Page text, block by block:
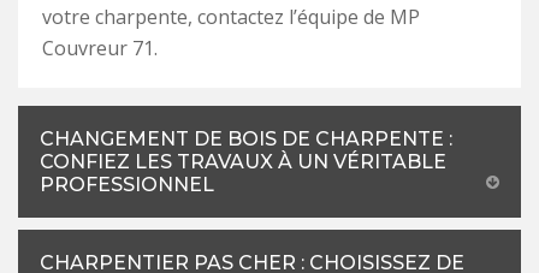
votre charpente, contactez l’équipe de MP
Couvreur 71.
CHANGEMENT DE BOIS DE CHARPENTE :
CONFIEZ LES TRAVAUX À UN VÉRITABLE
PROFESSIONNEL
CHARPENTIER PAS CHER : CHOISISSEZ DE